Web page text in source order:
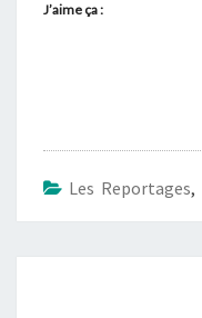
J’aime ça :
Les Reportages,